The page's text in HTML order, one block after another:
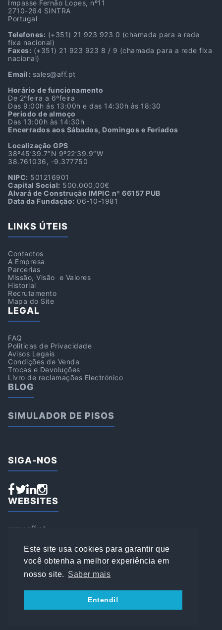
Este site usa cookies para garantir que
você obtenha a melhor experiência em
nosso site. Saber mais
Entendi!
Impasse Fernão Lopes, nº11
2710-264 SINTRA
Portugal
Telefones: (+351) 21 923 923 0 (chamada para a rede
fixa nacional)
Faxes: (+351) 21 923 923 8 / 9 (chamada para a rede fixa
nacional)
Email: sales@aff.pt
Horário de funcionamento
De 2ªfeira a 6ªfeira
Das 9:00h ás 13:00h e das 14:30h às 18:30
Periodo de almoço
Das 13:00h às 14:30h
Encerrados aos Sábados, Domingos e Feriados
Localização GPS
38º45’39.7″N 9º22’39.9″W
38.761036, -9.377750
NIPC: 501216901
Capital Social: 500.000,00€
Alvará de Construção IMPIC nº 66157 PUB
Data da Fundação: 06-10-1981
LINKS ÚTEIS
Contactos
A Empresa
Parcerias
Missão, Visão e Valores
Historial
Recrutamento
Mapa do Site
LEGAL
FAQ
Politicas de Privacidade
Avisos Legais
Condições de Venda
Trocas e Devoluções
Livro de reclamações Electrónico
BLOG
SIMULADOR DE PISOS
SIGA-NOS
WEBSITES
www.aff.pt
www.loja.affsports.pt
PESQUISAR